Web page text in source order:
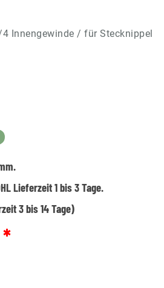
Innengewinde / für Stecknippel
Lieferzeit 1 bis 3 Tage.
3 bis 14 Tage)
*